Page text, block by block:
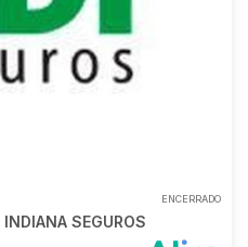
ENCERRADO
SEGUROS